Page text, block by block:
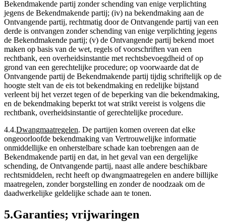
Bekendmakende partij zonder schending van enige verplichting
jegens de Bekendmakende partij; (iv) na bekendmaking aan de
Ontvangende partij, rechtmatig door de Ontvangende partij van een
derde is ontvangen zonder schending van enige verplichting jegens
de Bekendmakende partij; (v) de Ontvangende partij bekend moet
maken op basis van de wet, regels of voorschriften van een
rechtbank, een overheidsinstantie met rechtsbevoegdheid of op
grond van een gerechtelijke procedure; op voorwaarde dat de
Ontvangende partij de Bekendmakende partij tijdig schriftelijk op de
hoogte stelt van de eis tot bekendmaking en redelijke bijstand
verleent bij het verzet tegen of de beperking van die bekendmaking,
en de bekendmaking beperkt tot wat strikt vereist is volgens die
rechtbank, overheidsinstantie of gerechtelijke procedure.
4.4.Dwangmaatregelen. De partijen komen overeen dat elke
ongeoorloofde bekendmaking van Vertrouwelijke informatie
onmiddellijke en onherstelbare schade kan toebrengen aan de
Bekendmakende partij en dat, in het geval van een dergelijke
schending, de Ontvangende partij, naast alle andere beschikbare
rechtsmiddelen, recht heeft op dwangmaatregelen en andere billijke
maatregelen, zonder borgstelling en zonder de noodzaak om de
daadwerkelijke geldelijke schade aan te tonen.
5.Garanties; vrijwaringen